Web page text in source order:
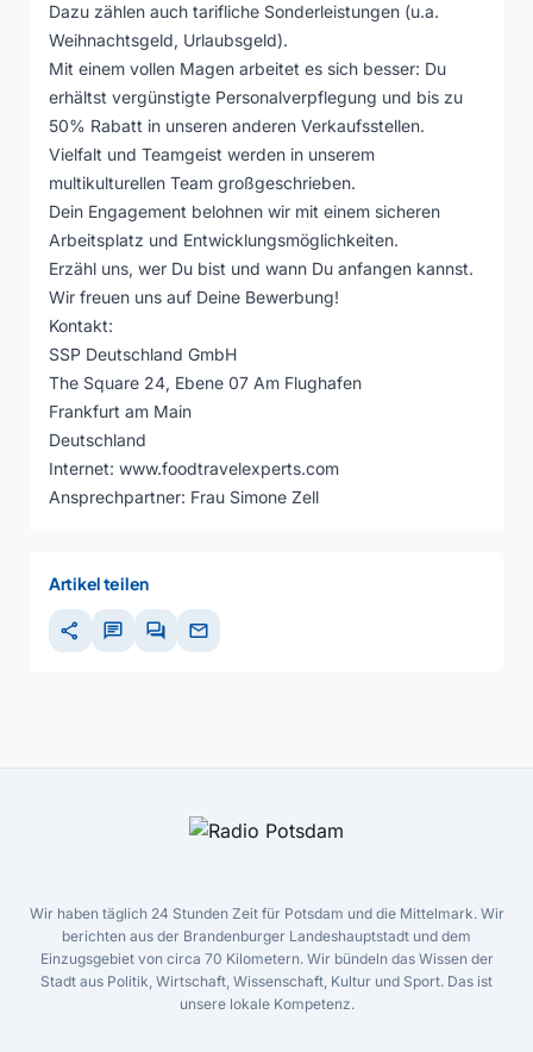
Dazu zählen auch tarifliche Sonderleistungen (u.a.
Weihnachtsgeld, Urlaubsgeld).
Mit einem vollen Magen arbeitet es sich besser: Du
erhältst vergünstigte Personalverpflegung und bis zu
50% Rabatt in unseren anderen Verkaufsstellen.
Vielfalt und Teamgeist werden in unserem
multikulturellen Team großgeschrieben.
Dein Engagement belohnen wir mit einem sicheren
Arbeitsplatz und Entwicklungsmöglichkeiten.
Erzähl uns, wer Du bist und wann Du anfangen kannst.
Wir freuen uns auf Deine Bewerbung!
Kontakt:
SSP Deutschland GmbH
The Square 24, Ebene 07 Am Flughafen
Frankfurt am Main
Deutschland
Internet: www.foodtravelexperts.com
Ansprechpartner: Frau Simone Zell
Artikel teilen
share chat forum mail
Wir haben täglich 24 Stunden Zeit für Potsdam und die Mittelmark. Wir
berichten aus der Brandenburger Landeshauptstadt und dem
Einzugsgebiet von circa 70 Kilometern. Wir bündeln das Wissen der
Stadt aus Politik, Wirtschaft, Wissenschaft, Kultur und Sport. Das ist
unsere lokale Kompetenz.